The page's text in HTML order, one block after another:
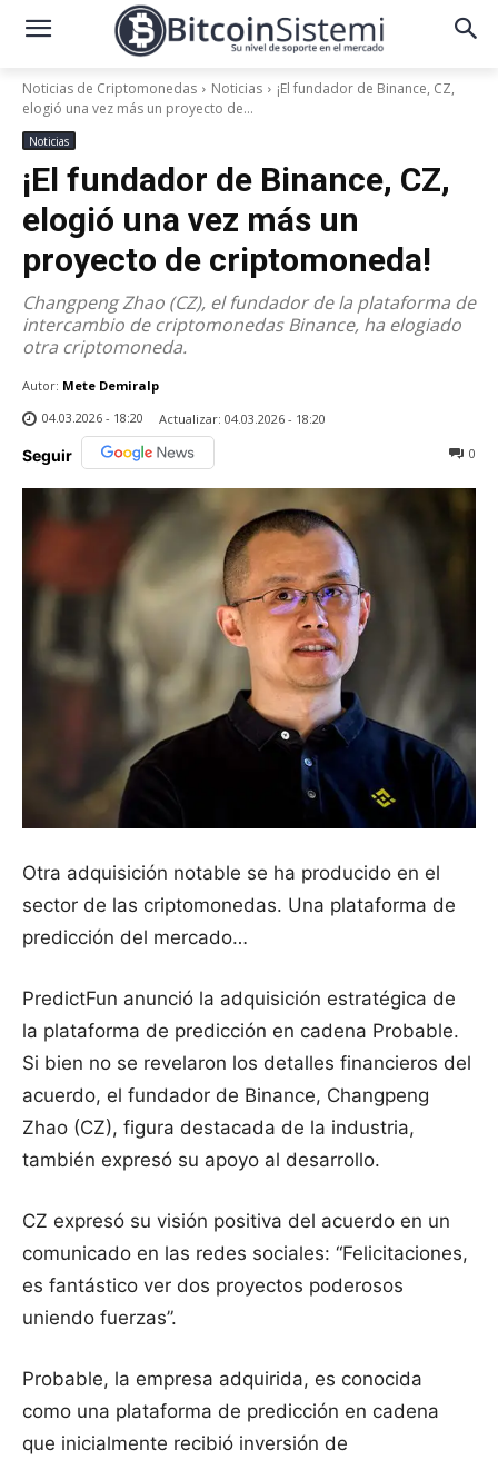
Noticias de Criptomonedas Noticias
¡El fundador de Binance, CZ,
elogió una vez más un proyecto de...
Noticias
¡El fundador de Binance, CZ,
elogió una vez más un
proyecto de criptomoneda!
Changpeng Zhao (CZ), el fundador de la plataforma de
intercambio de criptomonedas Binance, ha elogiado
otra criptomoneda.
Autor: Mete Demiralp
04.03.2026 - 18:20
Actualizar: 04.03.2026 - 18:20
Seguir 0
Otra adquisición notable se ha producido en el
sector de las criptomonedas. Una plataforma de
predicción del mercado…
PredictFun anunció la adquisición estratégica de
la plataforma de predicción en cadena Probable.
Si bien no se revelaron los detalles financieros del
acuerdo, el fundador de Binance, Changpeng
Zhao (CZ), figura destacada de la industria,
también expresó su apoyo al desarrollo.
CZ expresó su visión positiva del acuerdo en un
comunicado en las redes sociales: “Felicitaciones,
es fantástico ver dos proyectos poderosos
uniendo fuerzas”.
Probable, la empresa adquirida, es conocida
como una plataforma de predicción en cadena
que inicialmente recibió inversión de